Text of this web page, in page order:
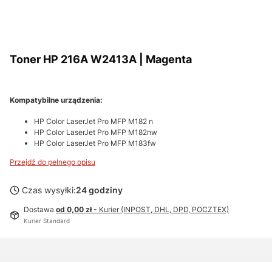
Toner HP 216A W2413A | Magenta
Kompatybilne urządzenia:
HP Color LaserJet Pro MFP M182 n
HP Color LaserJet Pro MFP M182nw
HP Color LaserJet Pro MFP M183fw
Przejdź do pełnego opisu
Czas wysyłki:24 godziny
Dostawa od 0,00 zł- Kurier (INPOST, DHL, DPD, POCZTEX)
Kurier Standard